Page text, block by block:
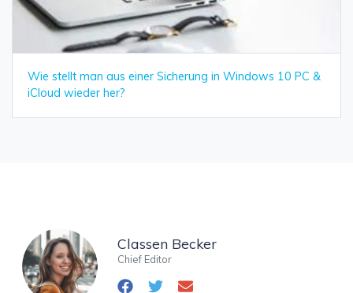
Wie stellt man aus einer Sicherung in Windows 10 PC &
iCloud wieder her?
Classen Becker
Chief Editor